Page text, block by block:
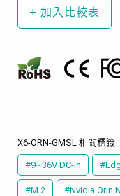
+ 加入比較表
X6-ORN-GMSL 相關標籤
#9~36V DC-in
#M.2 #Nvidia Orin